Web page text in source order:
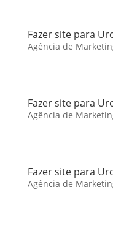
Fazer site para
Agência de
Fazer site para
Agência de
Fazer site para
Agência de